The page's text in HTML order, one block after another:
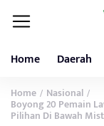
Home Daerah
Home / Nasional /
Boyong 20 Pemain
Pilihan Di Bawah